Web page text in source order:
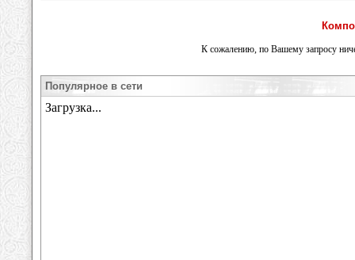
К сожалению, по Вашему запросу
Популярное в сети